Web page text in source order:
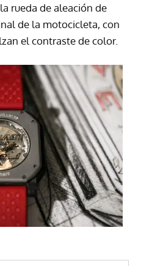
rueda de aleación de
de la motocicleta, con
el contraste de color.